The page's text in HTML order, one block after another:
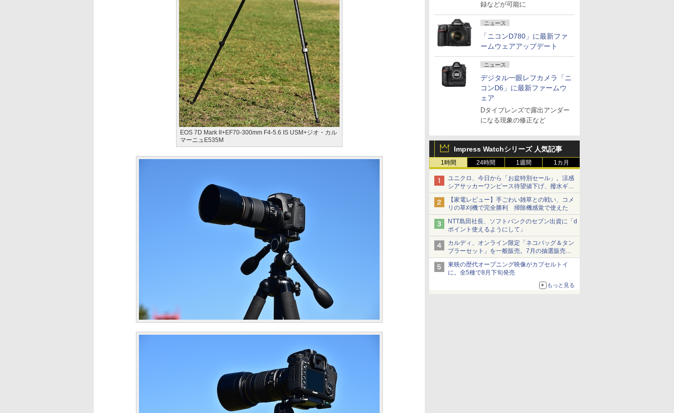
録などが可能に
ニュース
「ニコンD780」に最新ファ
ームウェアアップデート
ニュース
デジタル一眼レフカメラ「ニ
コンD6」に最新ファームウ
ェア
Dタイプレンズで露出アンダー
になる現象の修正など
Impress Watchシリーズ 人気記事
1時間 24時間 1週間 1カ月
ユニクロ、今日から「お盆特別セール」。涼感
シアサッカーワンピース待望値下げ、撥水ギア
ショーツは1990円に
【家電レビュー】手ごわい雑草との戦い、コメ
リの草刈機で完全勝利 掃除機感覚で使えた
NTT島田社長、ソフトバンクのセブン出資に「d
ポイント使えるようにして」
カルディ、オンライン限定「ネコバッグ＆タン
ブラーセット」を一般販売。7月の抽選販売の
当選無効分
東映の歴代オープニング映像がカプセルトイ
に。全5種で8月下旬発売
もっと見る
EOS 7D Mark II+EF70-300mm F4-5.6 IS USM+ジオ・カル
マーニュE535M